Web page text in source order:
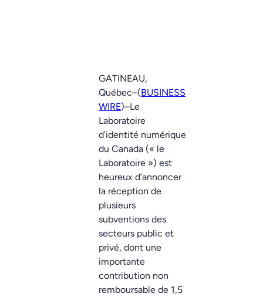
GATINEAU,
Québec–(BUSINESS
WIRE)–Le
Laboratoire
d’identité numérique
du Canada (« le
Laboratoire ») est
heureux d’annoncer
la réception de
plusieurs
subventions des
secteurs public et
privé, dont une
importante
contribution non
remboursable de 1,5